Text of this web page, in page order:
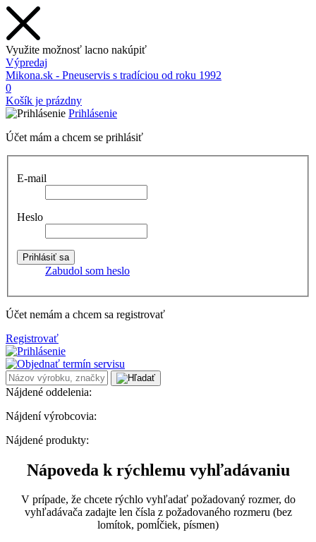
Využite možnosť lacno nakúpiť
Výpredaj
Mikona.sk - Pneuservis s tradíciou od roku 1992
0
Košík je prázdny
Prihlásenie
Účet mám a chcem se prihlásiť
E-mail
Heslo
Zabudol som heslo
Účet nemám a chcem sa registrovať
Registrovať
Nájdené oddelenia:
Nájdení výrobcovia:
Nájdené produkty:
Nápoveda k rýchlemu vyhľadávaniu
V prípade, že chcete rýchlo vyhľadať požadovaný rozmer, do
vyhľadávača zadajte len čísla z požadovaného rozmeru (bez
lomítok, pomĺčiek, písmen)